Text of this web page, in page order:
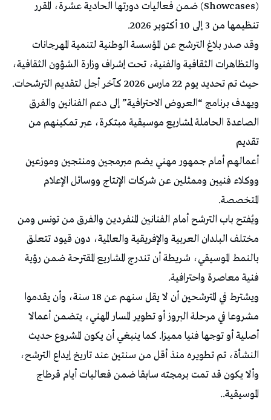
(Showcases) ضمن فعاليات دورتها الحادية عشرة، المقرر
تنظيمها من 3 إلى 10 أكتوبر 2026.
وقد صدر بلاغ الترشح عن المؤسسة الوطنية لتنمية المهرجانات
والتظاهرات الثقافية والفنية، تحت إشراف وزارة الشؤون الثقافية،
حيث تم تحديد يوم 22 مارس 2026 كآخر أجل لتقديم الترشحات.
ويهدف برنامج “العروض الاحترافية” إلى دعم الفنانين والفرق
الصاعدة الحاملة لمشاريع موسيقية مبتكرة، عبر تمكينهم من
تقديم
أعمالهم أمام جمهور مهني يضم مبرمجين ومنتجين وموزعين
ووكلاء فنيين وممثلين عن شركات الإنتاج ووسائل الإعلام
المتخصصة.
ويُفتح باب الترشح أمام الفنانين المنفردين والفرق من تونس ومن
مختلف البلدان العربية والإفريقية والعالمية، دون قيود تتعلق
بالنمط الموسيقي، شريطة أن تندرج المشاريع المقترحة ضمن رؤية
فنية معاصرة واحترافية.
ويشترط في المترشحين أن لا يقل سنهم عن 18 سنة، وأن يقدموا
مشروعا في مرحلة البروز أو تطوير المسار المهني، يتضمن أعمالا
أصلية أو توجها فنيا مميزا. كما ينبغي أن يكون المشروع حديث
النشأة، تم تطويره منذ أقل من سنتين عند تاريخ إيداع الترشح،
وألا يكون قد تمت برمجته سابقا ضمن فعاليات أيام قرطاج
الموسيقية..